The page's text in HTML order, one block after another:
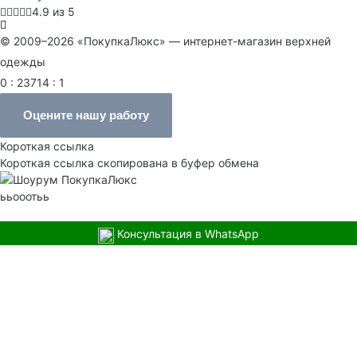
4.9 из 5
© 2009–2026 «ПокупкаЛюкс» — интернет-магазин верхней
одежды
0 : 23714 : 1
Оцените нашу работу
Короткая ссылка
Короткая ссылка скопирована в буфер обмена
ььооотьь
Консультация в WhatsApp